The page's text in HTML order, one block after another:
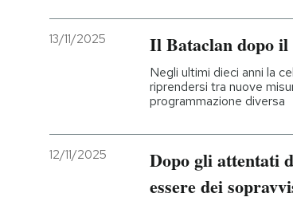
I MIEI PREFERITI
SHOP
13/11/2025 Il Bataclan dopo il
Negli ultimi dieci anni la
riprendersi tra nuove
programmazione diversa
12/11/2025
Dopo gli attentati
essere dei